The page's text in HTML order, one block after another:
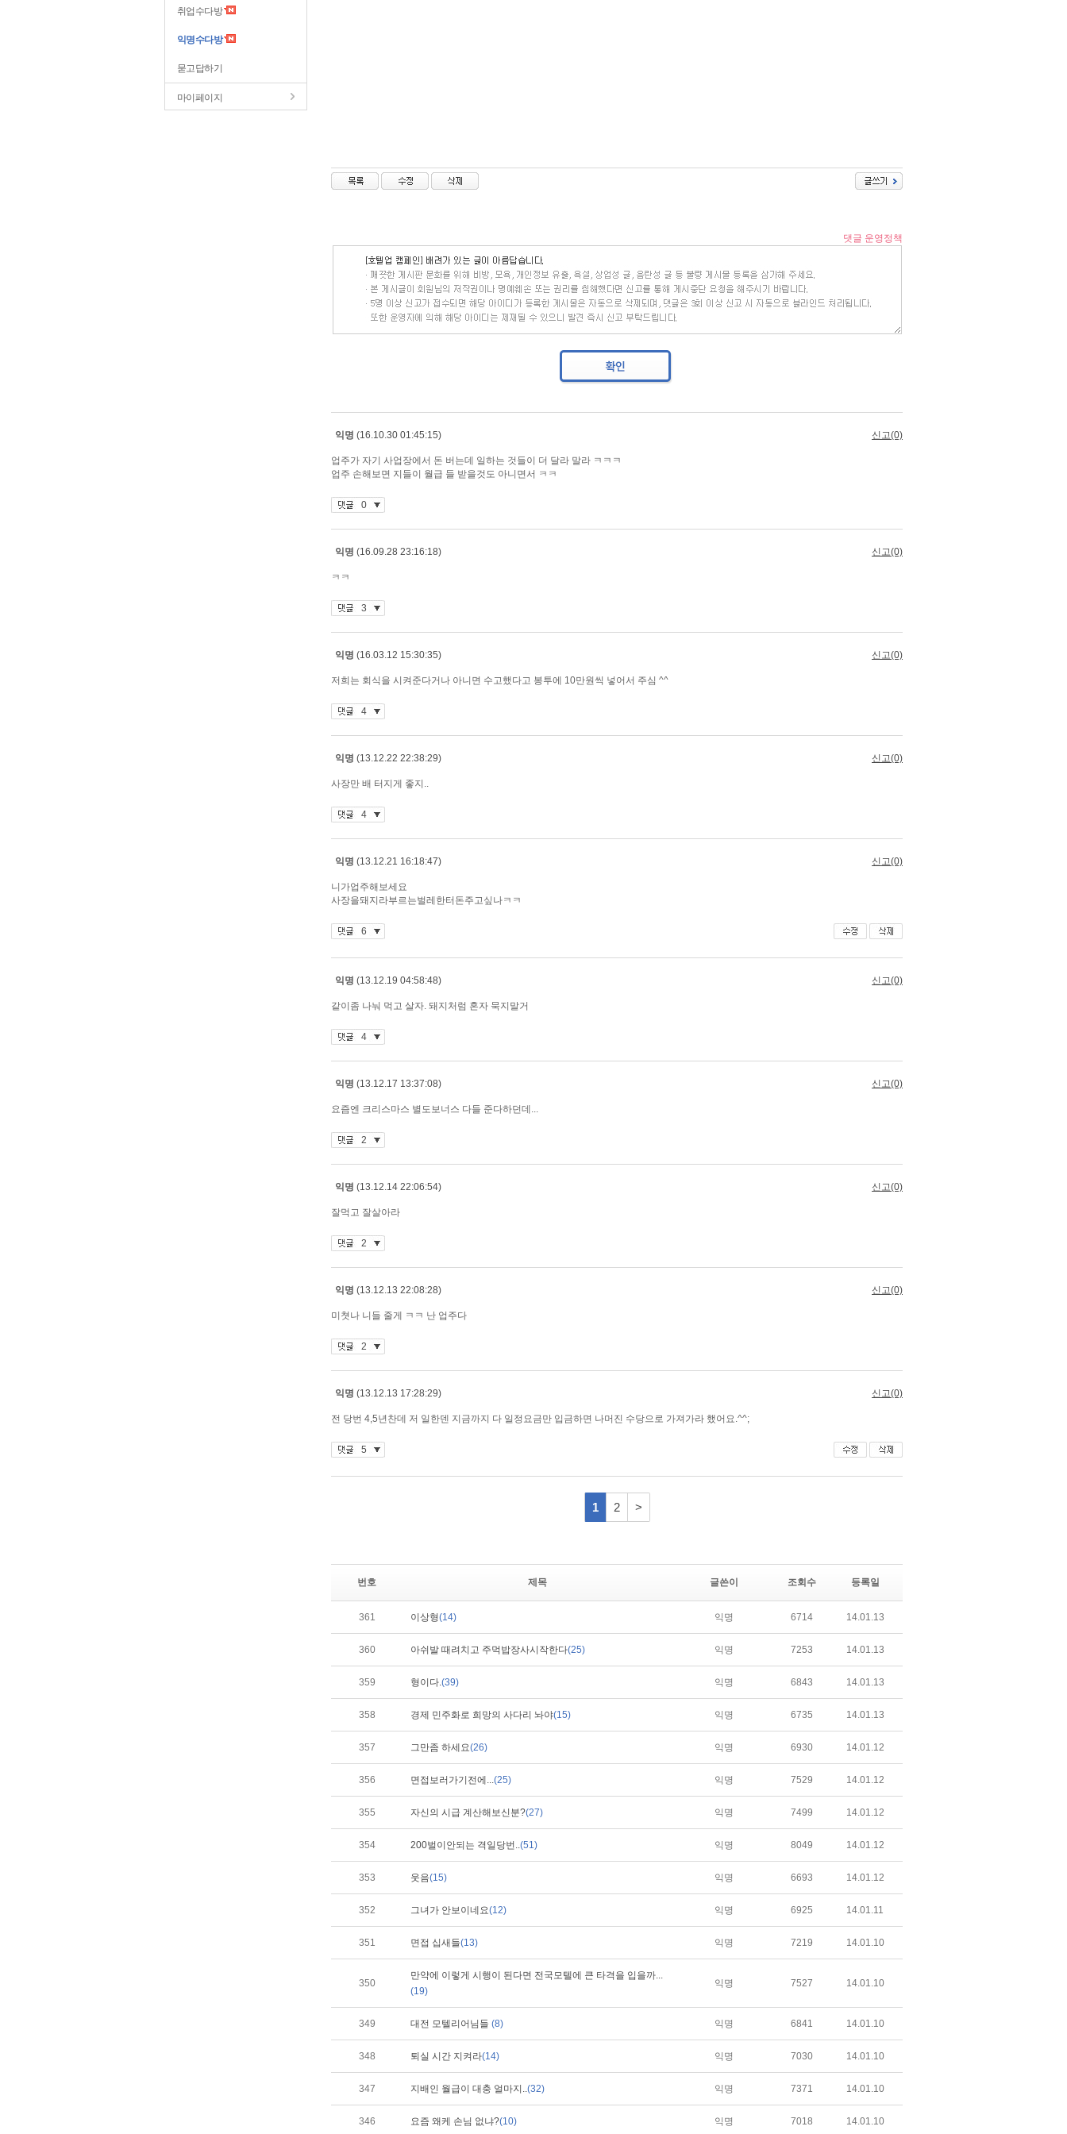
취업수다방
익명수다방
묻고답하기
마이페이지
번호 제목 글쓴이 조회수 등록일
361 이상형(14) 익명 6714 14.01.13
360 아쉬발 때려치고 주먹밥장사시작한다(25) 익명 7253 14.01.13
359 형이다.(39) 익명 6843 14.01.13
358 경제 민주화로 희망의 사다리 놔야(15) 익명 6735 14.01.13
357 그만좀 하세요(26) 익명 6930 14.01.12
356 면접보러가기전에...(25) 익명 7529 14.01.12
355 자신의 시급 계산해보신분?(27) 익명 7499 14.01.12
354 200벌이안되는 격일당번..(51) 익명 8049 14.01.12
353 웃음(15) 익명 6693 14.01.12
352 그녀가 안보이네요(12) 익명 6925 14.01.11
351 면접 십새들(13) 익명 7219 14.01.10
350
만약에 이렇게 시행이 된다면 전국모텔에 큰 타격을 입을까...
(19)
익명 7527 14.01.10
349 대전 모텔리어님들 (8) 익명 6841 14.01.10
348 퇴실 시간 지켜라(14) 익명 7030 14.01.10
347 지배인 월급이 대충 얼마지..(32) 익명 7371 14.01.10
346 요즘 왜케 손님 없냐?(10) 익명 7018 14.01.10